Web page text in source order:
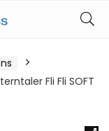
Fli Fli SOFT